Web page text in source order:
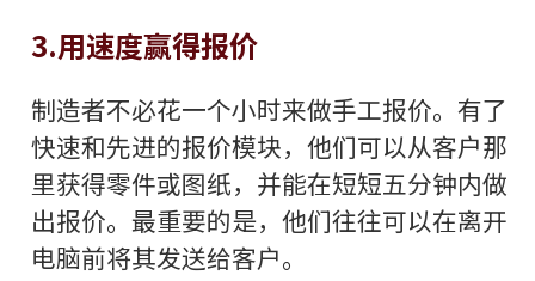
3.用速度赢得报价
制造者不必花一个小时来做手工报价。有了
快速和先进的报价模块，他们可以从客户那
里获得零件或图纸，并能在短短五分钟内做
出报价。最重要的是，他们往往可以在离开
电脑前将其发送给客户。